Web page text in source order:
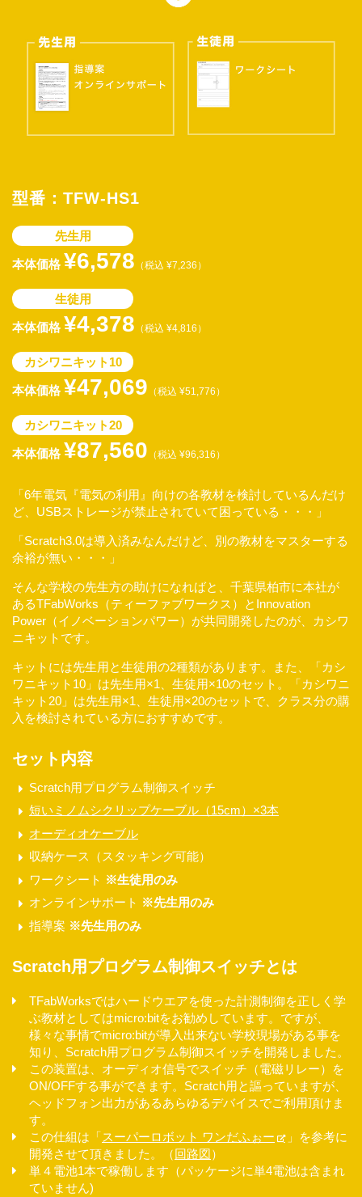
型番：TFW-HS1
先生用
本体価格¥6,578 （税込 ¥7,236）
生徒用
本体価格¥4,378 （税込 ¥4,816）
カシワニキット10
本体価格¥47,069 （税込 ¥51,776）
カシワニキット20
本体価格¥87,560 （税込 ¥96,316）
「6年電気『電気の利用』向けの各教材を検討しているんだけ
ど、USBストレージが禁止されていて困っている・・・」
「Scratch3.0は導入済みなんだけど、別の教材をマスターする
余裕が無い・・・」
そんな学校の先生方の助けになればと、千葉県柏市に本社が
あるTFabWorks（ティーファブワークス）とInnovation
Power（イノベーションパワー）が共同開発したのが、カシワ
ニキットです。
キットには先生用と生徒用の2種類があります。また、「カシ
ワニキット10」は先生用×1、生徒用×10のセット。「カシワニ
キット20」は先生用×1、生徒用×20のセットで、クラス分の購
入を検討されている方におすすめです。
セット内容
Scratch用プログラム制御スイッチ
短いミノムシクリップケーブル（15cm）×3本
オーディオケーブル
収納ケース（スタッキング可能）
ワークシート ※生徒用のみ
オンラインサポート ※先生用のみ
指導案 ※先生用のみ
Scratch用プログラム制御スイッチとは
TFabWorksではハードウエアを使った計測制御を正しく学
ぶ教材としてはmicro:bitをお勧めしています。ですが、
様々な事情でmicro:bitが導入出来ない学校現場がある事を
知り、Scratch用プログラム制御スイッチを開発しました。
この装置は、オーディオ信号でスイッチ（電磁リレー）を
ON/OFFする事ができます。Scratch用と謳っていますが、
ヘッドフォン出力があるあらゆるデバイスでご利用頂けま
す。
この仕組は「スーパーロボット ワンだふぉー
」を参考に
開発させて頂きました。（回路図）
単４電池1本で稼働します（パッケージに単4電池は含まれ
ていません)